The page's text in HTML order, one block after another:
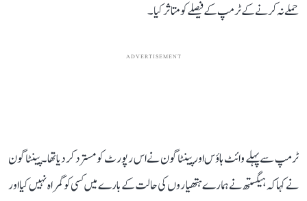
حملے نہ کرنے کے ٹرمپ کے فیصلے کو متاثر کیا۔
ADVERTISEMENT
ٹرمپ سے پہلے وائٹ ہاؤس اور پینٹاگون نے اس رپورٹ کو مسترد کر دیا تھا۔ پینٹاگون
نے کہا کہ ہیگستھ نے ہمارے ہتھیاروں کی حالت کے بارے میں کسی کو گمراہ نہیں کیا اور